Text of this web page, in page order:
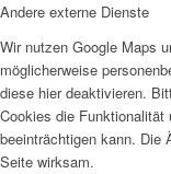
Andere externe Dienste
Wir nutzen Google Maps
möglicherweise
diese hier deaktivieren.
Cookies die Funktionalität
beeinträchtigen kann. Die
Seite wirksam.